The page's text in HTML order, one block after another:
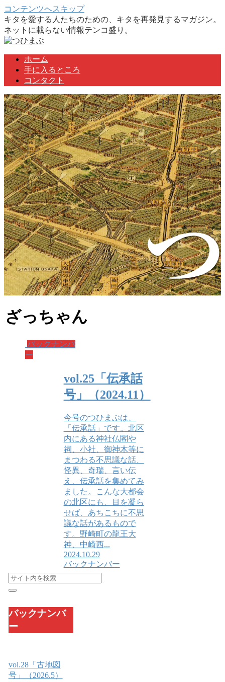
コンテンツへスキップ
キタを愛する人たちのための、キタを再発見するマガジン。
ネットに載らない情報テンコ盛り。
ホーム
手に入るところ
コンタクト
ざっちゃん
バックナンバ
ー
vol.25「伝承話
号」（2024.11）
今号のつひまぶは、
「伝承話」です。北区
内にある神社仏閣や
祠、小社、御神木等に
まつわる不思議な話、
怪異、奇瑞、言い伝
え、伝承話を集めてみ
ました。こんな大都会
の北区にも、目を凝ら
せば、あちこちに不思
議な話があるもので
す。野崎町の龍王大
神、中崎西...
2024.10.29
バックナンバー
バックナンバ
ー
vol.28「古地図
号」（2026.5）